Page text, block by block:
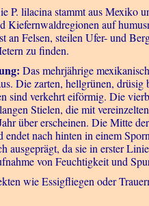
P. lilacina stammt aus Mexiko
Kiefernwaldregionen auf
an Felsen, steilen Ufer- und
zu finden.
Das mehrjährige
Die zarten, hellgrünen, drüsig
sind verkehrt eiförmig. Die
Stielen, die mit
über erscheinen. Die Mitte
endet nach hinten in einem
ausgeprägt, da sie in erster
von Feuchtigkeit und
wie Essigfliegen oder